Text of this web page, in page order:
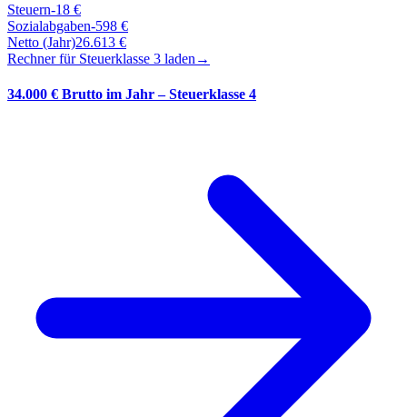
Steuern-18 €
Sozialabgaben-598 €
Netto (Jahr)26.613 €
Rechner für Steuerklasse 3 laden →
34.000 € Brutto im Jahr – Steuerklasse 4